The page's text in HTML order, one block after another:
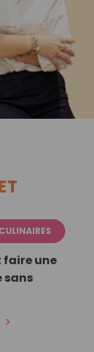
faire une